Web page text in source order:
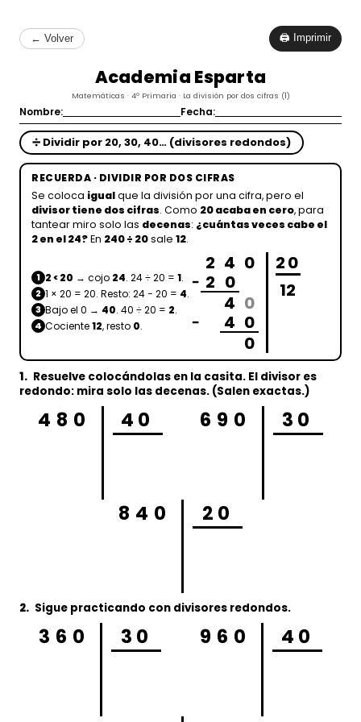
← Volver 🖨 Imprimir
Academia Esparta
Matemáticas · 4º Primaria · La división por dos cifras (1)
Nombre: Fecha:
➗ Dividir por 20, 30, 40… (divisores redondos)
RECUERDA · DIVIDIR POR DOS CIFRAS
Se coloca igualque la división por una cifra, pero el
divisor tiene dos cifras. Como 20 acaba en cero, para
tantear miro solo las decenas: ¿cuántas veces cabe el
2 en el 24?En 240 ÷ 20sale 12.
1 2 < 20 → cojo 24. 24 ÷ 20 = 1.
2 1 × 20 = 20. Resto: 24 − 20 = 4.
3 Bajo el 0 → 40. 40 ÷ 20 = 2.
4 Cociente12, resto 0.
2 4 0
− 2 0
4 0
− 4 0
0
20
12
1. Resuelve colocándolas en la casita. El divisor es
redondo: mira solo las decenas. (Salen exactas.)
480 40 690 30
840 20
2. Sigue practicando con divisores redondos.
360 30 960 40